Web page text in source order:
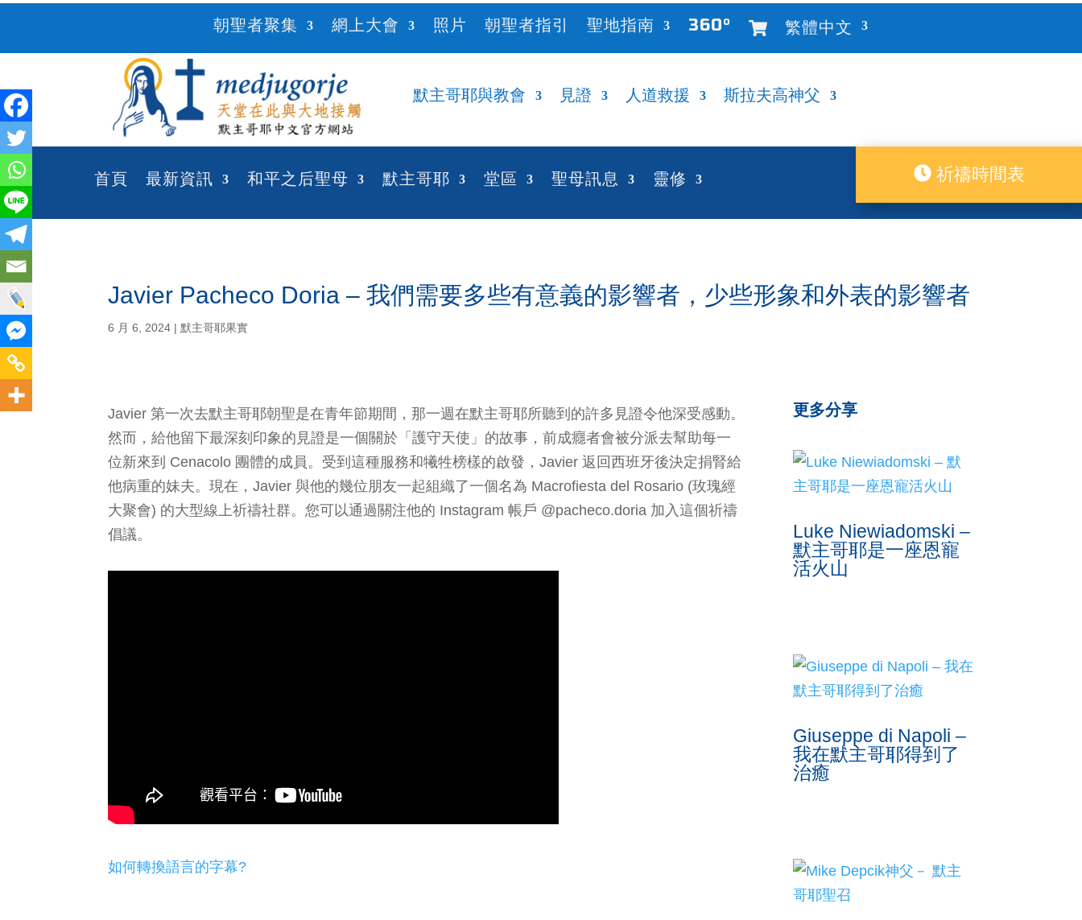
朝聖者聚集 網上大會 照片 朝聖者指引 聖地指南 360° 繁體中文
默主哥耶與教會 見證 人道救援 斯拉夫高神父
首頁 最新資訊 和平之后聖母 默主哥耶 堂區 聖母訊息 靈修 祈禱時間表
Javier Pacheco Doria – 我們需要多些有意義的影響者，少些形象和外表的影響者
6 月 6, 2024 |默主哥耶果實
Javier 第一次去默主哥耶朝聖是在青年節期間，那一週在默主哥耶所聽到的許多見證令他深受感動。
然而，給他留下最深刻印象的見證是一個關於「護守天使」的故事，前成癮者會被分派去幫助每一
位新來到 Cenacolo 團體的成員。受到這種服務和犧牲榜樣的啟發，Javier 返回西班牙後決定捐腎給
他病重的妹夫。現在，Javier 與他的幾位朋友一起組織了一個名為 Macrofiesta del Rosario (玫瑰經
大聚會) 的大型線上祈禱社群。您可以通過關注他的 Instagram 帳戶 @pacheco.doria 加入這個祈禱
倡議。
如何轉換語言的字幕?
更多分享
Luke Niewiadomski –
默主哥耶是一座恩寵
活火山
Giuseppe di Napoli –
我在默主哥耶得到了
治癒